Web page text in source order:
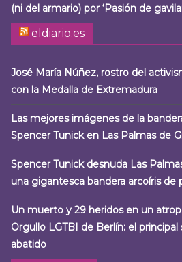
(ni del armario) por ‘Pasión de
eldiario.es
José María Núñez, rostro del
con la Medalla de Extremadura
Las mejores imágenes de la
Spencer Tunick en Las Palmas de
Spencer Tunick desnuda Las
una gigantesca bandera arcoíris de
Un muerto y 29 heridos en un
Orgullo LGTBI de Berlín: el
abatido